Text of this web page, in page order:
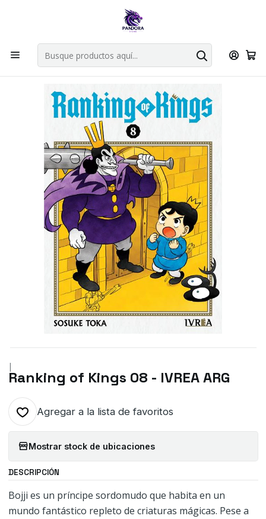
Por compras en cartas singles superiores a 49.990 el envio es
Explorar singles
Inicio Mangas Bunkoban Ranking of Kings 08 - IVREA ARG
|
Ranking of Kings 08 - IVREA ARG
Agregar a la lista de favoritos
Mostrar stock de ubicaciones
DESCRIPCIÓN
Bojji es un príncipe sordomudo que habita en un
mundo fantástico repleto de criaturas mágicas. Pese a